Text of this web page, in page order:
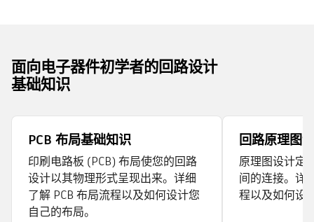
面向电子器件初学者的回路设计
基础知识
PCB 布局基础知识
印刷电路板 (PCB) 布局使您的回路
设计以其物理形式呈现出来。详细
了解 PCB 布局流程以及如何设计您
自己的布局。
回路原理图
原理图设计定
间的连接。详
程以及如何设